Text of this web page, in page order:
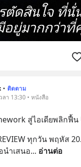
• ติดตาม
ลา 13:30 • หนังสือ
สู่ไอเดียพลิกฟื้น
ทุกวัน พฤหัส
ำเสนอ... อ่านต่อ